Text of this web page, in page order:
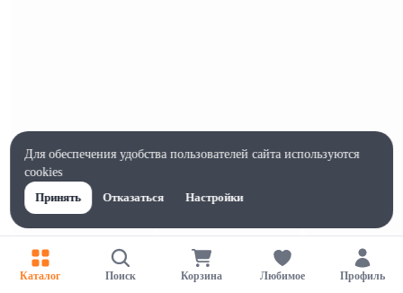
Характеристики
Ширина, мм
Каталог Поиск Корзина Любимое Профиль
Для обеспечения удобства пользователей сайта используются
cookies
Принять
Отказаться Настройки